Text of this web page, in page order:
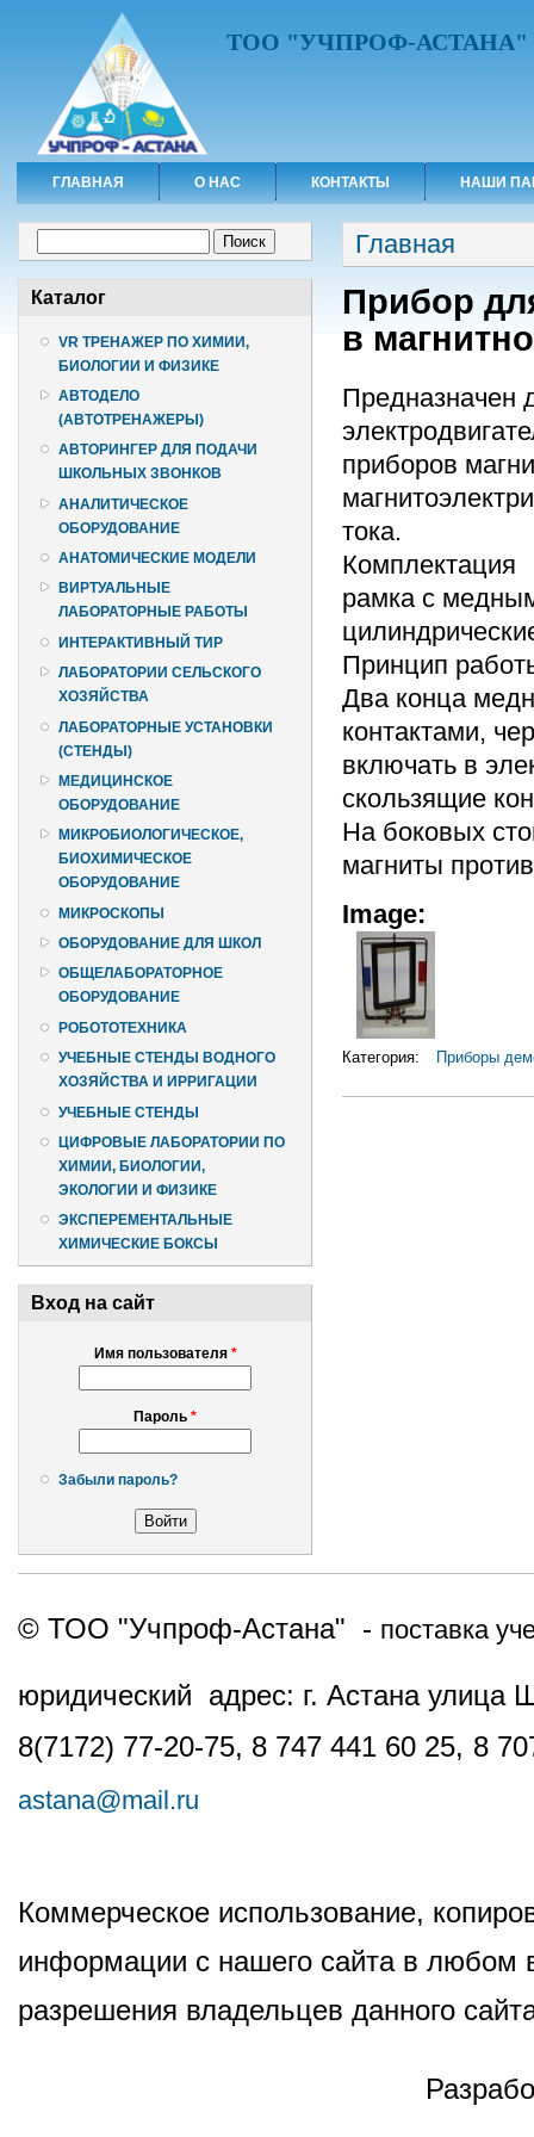
ТОО "УЧПРОФ-АСТАНА"
ГЛАВНАЯ О НАС КОНТАКТЫ НАШИ
Каталог
VR ТРЕНАЖЕР ПО ХИМИИ,
БИОЛОГИИ И ФИЗИКЕ
АВТОДЕЛО
(АВТОТРЕНАЖЕРЫ)
АВТОРИНГЕР ДЛЯ ПОДАЧИ
ШКОЛЬНЫХ ЗВОНКОВ
АНАЛИТИЧЕСКОЕ
ОБОРУДОВАНИЕ
АНАТОМИЧЕСКИЕ МОДЕЛИ
ВИРТУАЛЬНЫЕ
ЛАБОРАТОРНЫЕ РАБОТЫ
ИНТЕРАКТИВНЫЙ ТИР
ЛАБОРАТОРИИ СЕЛЬСКОГО
ХОЗЯЙСТВА
ЛАБОРАТОРНЫЕ УСТАНОВКИ
(СТЕНДЫ)
МЕДИЦИНСКОЕ
ОБОРУДОВАНИЕ
МИКРОБИОЛОГИЧЕСКОЕ,
БИОХИМИЧЕСКОЕ
ОБОРУДОВАНИЕ
МИКРОСКОПЫ
ОБОРУДОВАНИЕ ДЛЯ ШКОЛ
ОБЩЕЛАБОРАТОРНОЕ
ОБОРУДОВАНИЕ
РОБОТОТЕХНИКА
УЧЕБНЫЕ СТЕНДЫ ВОДНОГО
ХОЗЯЙСТВА И ИРРИГАЦИИ
УЧЕБНЫЕ СТЕНДЫ
ЦИФРОВЫЕ ЛАБОРАТОРИИ ПО
ХИМИИ, БИОЛОГИИ,
ЭКОЛОГИИ И ФИЗИКЕ
ЭКСПЕРЕМЕНТАЛЬНЫЕ
ХИМИЧЕСКИЕ БОКСЫ
Вход на сайт
Имя пользователя *
Пароль *
Забыли пароль?
Вы здесь
Главная
Прибор
в
Предназначен
приборов
тока.
Комплектация
рамка с
Принцип
Два конца
контактами,
включать в
скользящие
На боковых
магниты
Image:
Категория: Приборы
© ТОО "Учпроф-Астана" - поставка
юридический адрес: г. Астана
8(7172) 77-20-75, 8 747 441 60 25, 8
astana@mail.ru
Коммерческое использование,
информации с нашего сайта в любом
разрешения владельцев данного